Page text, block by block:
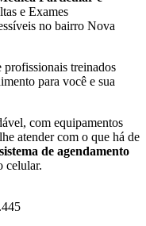
e Exames
no bairro Nova
profissionais treinados
para você e sua
com equipamentos
atender com o que há de
de agendamento
celular.